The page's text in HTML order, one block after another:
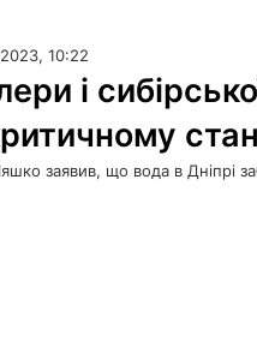
10:22
і
заявив, що вода в Дніпрі